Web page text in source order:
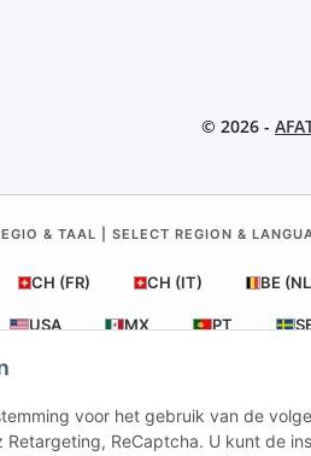
voor het gebruik van de
ReCaptcha. U kunt de
© 2026 -
& TAAL | SELECT REGION &
CH (FR) CH (IT) BE
USA MX PT
| Uw specialist in
Technisch advies: